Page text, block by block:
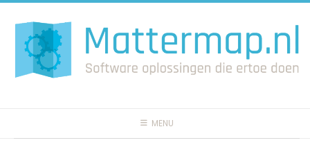
naar
inhoud
MENU